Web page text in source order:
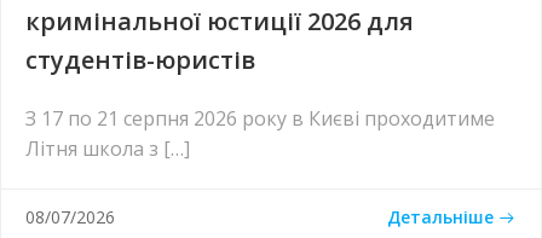
кримінальної юстиції 2026 для
студентів-юристів
З 17 по 21 серпня 2026 року в Києві проходитиме
Літня школа з […]
08/07/2026 Детальніше